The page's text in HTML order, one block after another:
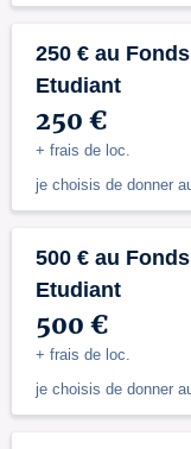
250 € au
Etudiant
250 €
+ frais de loc.
je choisis de donner
500 € au
Etudiant
500 €
+ frais de loc.
je choisis de donner